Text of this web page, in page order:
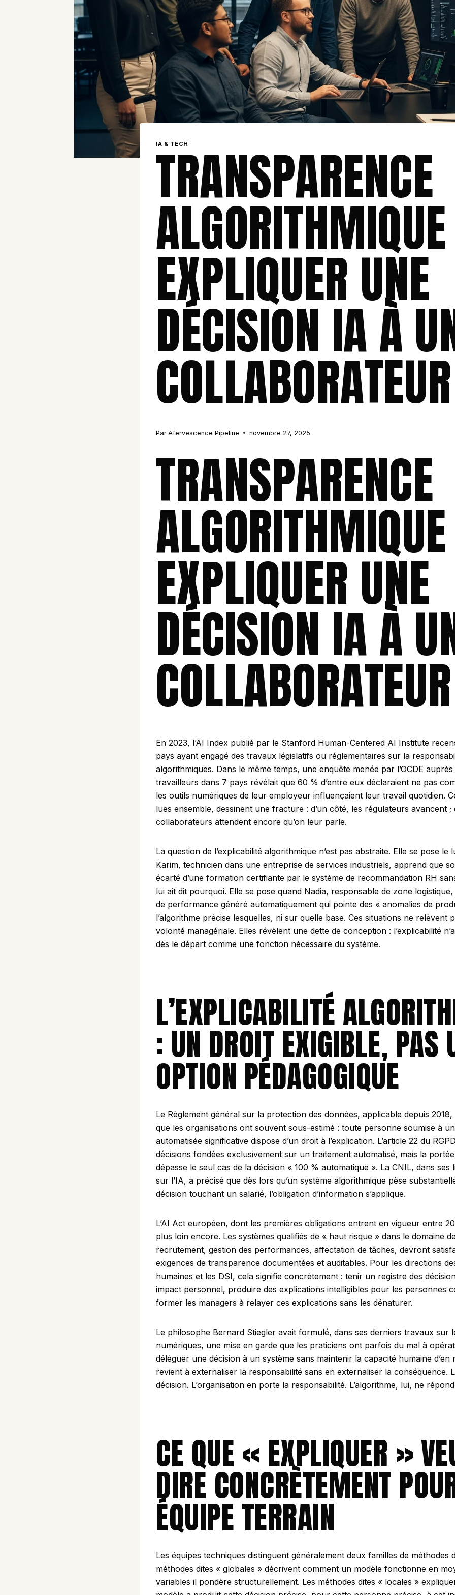
IA & TECH
TRANSPARENCE
EXPLIQUER UNE
DÉCISION IA À
COLLABORATEUR
Par Afervescence Pipeline novembre 27, 2025
TRANSPARENCE
EXPLIQUER UNE
DÉCISION IA À
COLLABORATEUR
En 2023, l’AI Index publié par le Stanford Human-Centered AI Institute
pays ayant engagé des travaux législatifs ou réglementaires sur la
algorithmiques. Dans le même temps, une enquête menée par l’OCDE
travailleurs dans 7 pays révélait que 60 % d’entre eux déclaraient ne pas
les outils numériques de leur employeur influençaient leur travail quotidien.
lues ensemble, dessinent une fracture : d’un côté, les régulateurs avancent ;
collaborateurs attendent encore qu’on leur parle.
La question de l’explicabilité algorithmique n’est pas abstraite. Elle se pose le
Karim, technicien dans une entreprise de services industriels, apprend que
écarté d’une formation certifiante par le système de recommandation RH
lui ait dit pourquoi. Elle se pose quand Nadia, responsable de zone
de performance généré automatiquement qui pointe des « anomalies de
l’algorithme précise lesquelles, ni sur quelle base. Ces situations ne relèvent
volonté managériale. Elles révèlent une dette de conception : l’explicabilité
dès le départ comme une fonction nécessaire du système.
L’EXPLICABILITÉ
: UN DROIT EXIGIBLE, PAS
OPTION PÉDAGOGIQUE
Le Règlement général sur la protection des données, applicable depuis
que les organisations ont souvent sous-estimé : toute personne soumise à
automatisée significative dispose d’un droit à l’explication. L’article 22 du
décisions fondées exclusivement sur un traitement automatisé, mais la
dépasse le seul cas de la décision « 100 % automatique ». La CNIL, dans ses
sur l’IA, a précisé que dès lors qu’un système algorithmique pèse
décision touchant un salarié, l’obligation d’information s’applique.
L’AI Act européen, dont les premières obligations entrent en vigueur entre
plus loin encore. Les systèmes qualifiés de « haut risque » dans le domaine
recrutement, gestion des performances, affectation de tâches, devront
exigences de transparence documentées et auditables. Pour les directions
humaines et les DSI, cela signifie concrètement : tenir un registre des
impact personnel, produire des explications intelligibles pour les personnes
former les managers à relayer ces explications sans les dénaturer.
Le philosophe Bernard Stiegler avait formulé, dans ses derniers travaux sur
numériques, une mise en garde que les praticiens ont parfois du mal à
déléguer une décision à un système sans maintenir la capacité humaine
revient à externaliser la responsabilité sans en externaliser la conséquence.
décision. L’organisation en porte la responsabilité. L’algorithme, lui, ne
CE QUE « EXPLIQUER »
DIRE CONCRÈTEMENT
ÉQUIPE TERRAIN
Les équipes techniques distinguent généralement deux familles de méthodes
méthodes dites « globales » décrivent comment un modèle fonctionne en
variables il pondère structurellement. Les méthodes dites « locales »